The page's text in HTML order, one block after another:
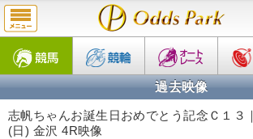
過去映像
志帆ちゃんお誕生日おめでとう記念Ｃ１３
(日) 金沢 4R映像